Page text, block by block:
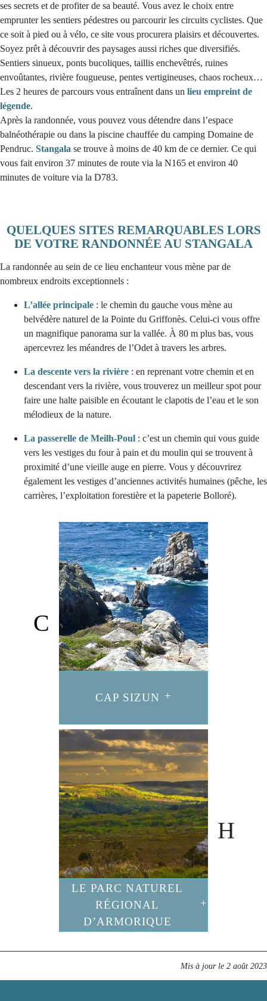
ses secrets et de profiter de sa beauté. Vous avez le choix entre
emprunter les sentiers pédestres ou parcourir les circuits cyclistes. Que
ce soit à pied ou à vélo, ce site vous procurera plaisirs et découvertes.
Soyez prêt à découvrir des paysages aussi riches que diversifiés.
Sentiers sinueux, ponts bucoliques, taillis enchevêtrés, ruines
envoûtantes, rivière fougueuse, pentes vertigineuses, chaos rocheux…
Les 2 heures de parcours vous entraînent dans un lieu empreint de
légende.
Après la randonnée, vous pouvez vous détendre dans l’espace
balnéothérapie ou dans la piscine chauffée du camping Domaine de
Pendruc. Stangala se trouve à moins de 40 km de ce dernier. Ce qui
vous fait environ 37 minutes de route via la N165 et environ 40
minutes de voiture via la D783.
QUELQUES SITES REMARQUABLES LORS
DE VOTRE RANDONNÉE AU STANGALA
La randonnée au sein de ce lieu enchanteur vous mène par de
nombreux endroits exceptionnels :
L’allée principale : le chemin du gauche vous mène au
belvédère naturel de la Pointe du Griffonès. Celui-ci vous offre
un magnifique panorama sur la vallée. À 80 m plus bas, vous
apercevrez les méandres de l’Odet à travers les arbres.
La descente vers la rivière : en reprenant votre chemin et en
descendant vers la rivière, vous trouverez un meilleur spot pour
faire une halte paisible en écoutant le clapotis de l’eau et le son
mélodieux de la nature.
La passerelle de Meilh-Poul : c’est un chemin qui vous guide
vers les vestiges du four à pain et du moulin qui se trouvent à
proximité d’une vieille auge en pierre. Vous y découvrirez
également les vestiges d’anciennes activités humaines (pêche, les
carrières, l’exploitation forestière et la papeterie Bolloré).
CAP SIZUN
LE PARC NATUREL
RÉGIONAL
D’ARMORIQUE
Mis à jour le 2 août 2023